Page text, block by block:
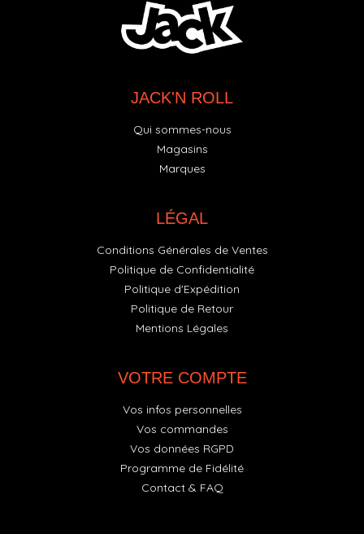
JACK'N ROLL
Qui sommes-nous
Magasins
Marques
LÉGAL
Conditions Générales de Ventes
Politique de Confidentialité
Politique d'Expédition
Politique de Retour
Mentions Légales
VOTRE COMPTE
Vos infos personnelles
Vos commandes
Vos données RGPD
Programme de Fidélité
Contact & FAQ